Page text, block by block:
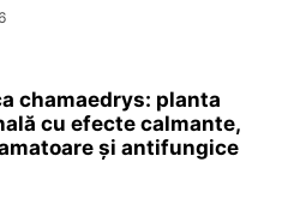
chamaedrys: planta
cu efecte calmante,
și antifungice